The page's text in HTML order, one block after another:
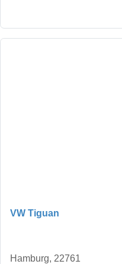
VW Tiguan
Hamburg, 22761